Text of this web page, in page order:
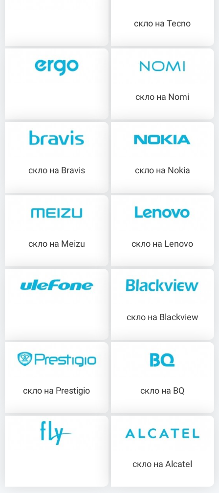
скло на TP-Link
скло на Tecno
скло на Ergo
скло на Nomi
скло на Bravis скло на Nokia
скло на Meizu скло на Lenovo
скло на Ulefone
скло на Blackview
скло на Prestigio скло на BQ
скло на Alcatel